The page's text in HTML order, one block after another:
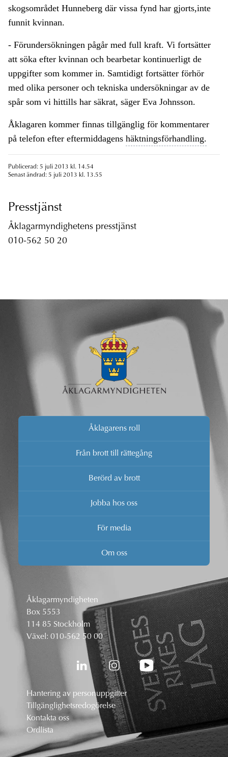
skogsområdet Hunneberg där vissa fynd har gjorts,inte
funnit kvinnan.
- Förundersökningen pågår med full kraft. Vi fortsätter
att söka efter kvinnan och bearbetar kontinuerligt de
uppgifter som kommer in. Samtidigt fortsätter förhör
med olika personer och tekniska undersökningar av de
spår som vi hittills har säkrat, säger Eva Johnsson.
Åklagaren kommer finnas tillgänglig för kommentarer
på telefon efter eftermiddagens häktningsförhandling.
Publicerad: 5 juli 2013 kl. 14.54
Senast ändrad: 5 juli 2013 kl. 13.55
Presstjänst
Åklagarmyndighetens presstjänst
010-562 50 20
Åklagarens roll
Från brott till rättegång
Berörd av brott
Jobba hos oss
För media
Om oss
Åklagarmyndigheten
Box 5553
114 85 Stockholm
Växel: 010-562 50 00
Hantering av personuppgifter
Tillgänglighetsredogörelse
Kontakta oss
Ordlista